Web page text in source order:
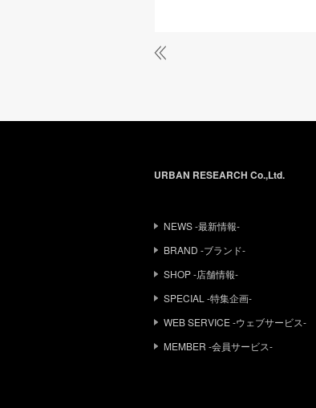
URBAN RESEARCH Co.,Ltd.
NEWS -最新情報-
BRAND -ブランド-
SHOP -店舗情報-
SPECIAL -特集企画-
WEB SERVICE -ウェブサービス-
MEMBER -会員サービス-